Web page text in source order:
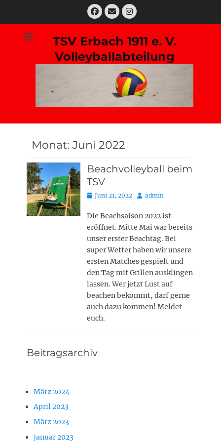
Facebook
E-
Mail
Instagram
TSV Erbach 1911 e. V.
Volleyballabteilung
Monat: Juni 2022
Beachvolleyball beim
TSV
Posted
Juni 21, 2022 Autoradmin
Die Beachsaison 2022 ist
eröffnet. Mitte Mai war bereits
unser erster Beachtag. Bei
super Wetter haben wir unsere
ersten Matches gespielt und
den Tag mit Grillen ausklingen
lassen. Wer jetzt Lust auf
beachen bekommt, darf gerne
auch dazu kommen! Meldet
euch.
Beitragsarchiv
März 2024
April 2023
März 2023
Januar 2023